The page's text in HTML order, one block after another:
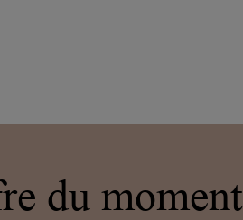
du moment